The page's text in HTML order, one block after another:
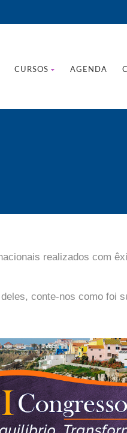
CURSOS AGENDA
realizados com
conte-nos como foi